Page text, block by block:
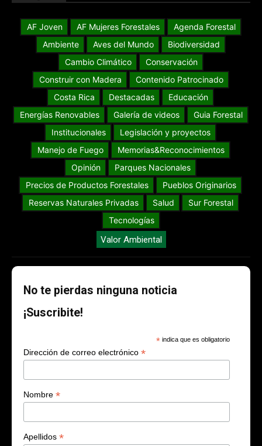
AF Joven AF Mujeres Forestales
Agenda Forestal
Ambiente
Aves del Mundo
Biodiversidad
Cambio Climático
Conservación
Construir con Madera
Contenido Patrocinado
Costa Rica
Destacadas
Educación
Energías Renovables
Galería de videos
Guia Forestal
Institucionales
Legislación y proyectos
Manejo de Fuego
Memorias&Reconocimientos
Opinión
Parques Nacionales
Precios de Productos Forestales
Pueblos Originarios
Reservas Naturales Privadas
Salud
Sur Forestal
Tecnologías
Valor Ambiental
No te pierdas ninguna noticia
¡Suscribite!
* indica que es obligatorio
Dirección de correo electrónico *
Nombre *
Apellidos *